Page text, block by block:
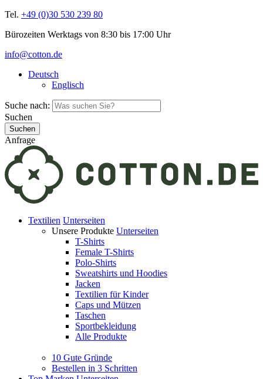
Tel. +49 (0)30 530 239 80
Bürozeiten Werktags von 8:30 bis 17:00 Uhr
info@cotton.de
Deutsch
Englisch
Suche nach:
Suchen
Anfrage
Textilien Unterseiten
Unsere Produkte Unterseiten
T-Shirts
Female T-Shirts
Polo-Shirts
Sweatshirts und Hoodies
Jacken
Textilien für Kinder
Caps und Mützen
Taschen
Sportbekleidung
Alle Produkte
10 Gute Gründe
Bestellen in 3 Schritten